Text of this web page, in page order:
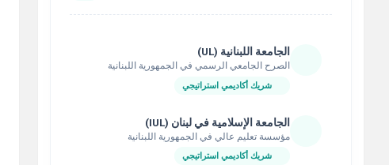
الجامعة اللبنانية (UL)
الصرح الجامعي الرسمي في الجمهورية اللبنانية
شريك أكاديمي استراتيجي
الجامعة الإسلامية في لبنان (IUL)
مؤسسة تعليم عالي في الجمهورية اللبنانية
شريك أكاديمي استراتيجي